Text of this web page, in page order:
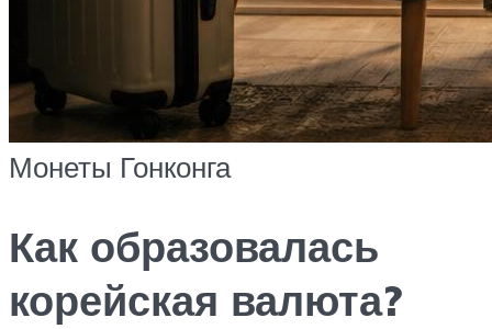
Монеты Гонконга
Как образовалась
корейская валюта?